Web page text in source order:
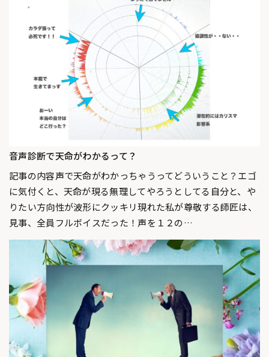
音声診断で天命がわかるって？
記事の内容声で天命がわかっちゃうってどういうこと？エゴ
に気付くと、天命が現る無理してやろうとしてる自分と、や
りたい方向性が波形にクッキリ現れた私が尊敬する師匠は、
見事、全員フルボイスだった！声を１２の…